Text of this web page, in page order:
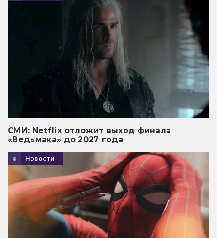
СМИ: Netflix отложит выход финала
«Ведьмака» до 2027 года
Новости